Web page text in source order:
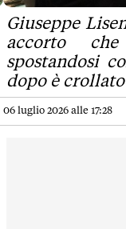
Giuseppe
accorto
spostandosi
dopo è
06 luglio 2026 alle 17:28